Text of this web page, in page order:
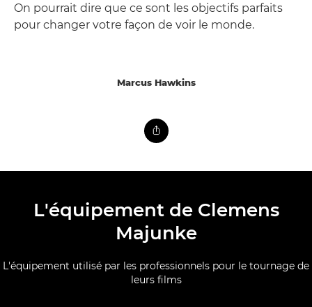
On pourrait dire que ce sont les objectifs parfaits
pour changer votre façon de voir le monde.
Marcus Hawkins
L'équipement de Clemens
Majunke
L'équipement utilisé par les professionnels pour le tournage de
leurs films